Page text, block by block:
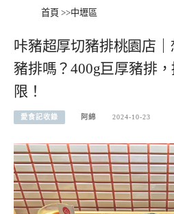
首頁 >>中壢區
咔豬超厚切豬排桃園店
豬排嗎？400g巨厚豬排
限！
愛食記收錄 阿綿 2024-10-23